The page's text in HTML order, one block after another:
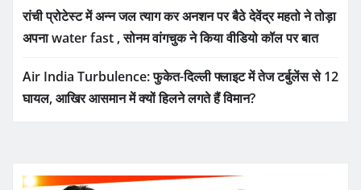
रांची प्रोटेस्ट में अन्न जल त्याग कर अनशन पर बैठे देवेंद्र महतो ने तोड़ा
अपना water fast , सोनम वांगचुक ने किया वीडियो कॉल पर बात
Air India Turbulence: फुकेत-दिल्ली फ्लाइट में तेज टर्बुलेंस से 12
घायल, आखिर आसमान में क्यों हिलने लगते हैं विमान?